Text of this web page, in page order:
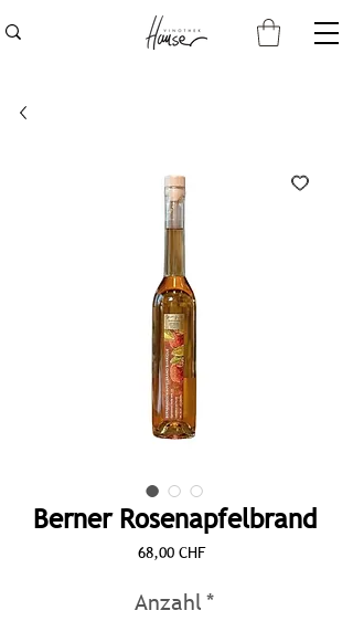
Berner Rosenapfelbrand
68,00 CHFPreis
Anzahl*